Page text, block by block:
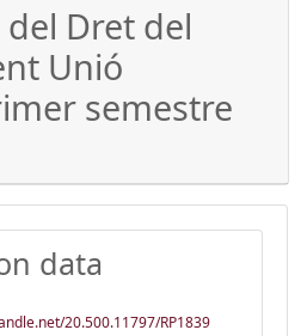
Dret del
Unió
semestre
data
20.500.11797/RP1839